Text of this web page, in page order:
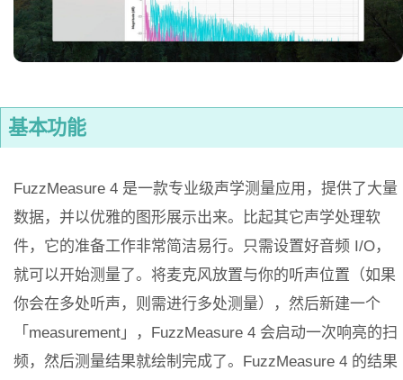
基本功能
FuzzMeasure 4 是一款专业级声学测量应用，提供了大量
数据，并以优雅的图形展示出来。比起其它声学处理软
件，它的准备工作非常简洁易行。只需设置好音频 I/O，
就可以开始测量了。将麦克风放置与你的听声位置（如果
你会在多处听声，则需进行多处测量），然后新建一个
「measurement」，FuzzMeasure 4 会启动一次响亮的扫
频，然后测量结果就绘制完成了。FuzzMeasure 4 的结果